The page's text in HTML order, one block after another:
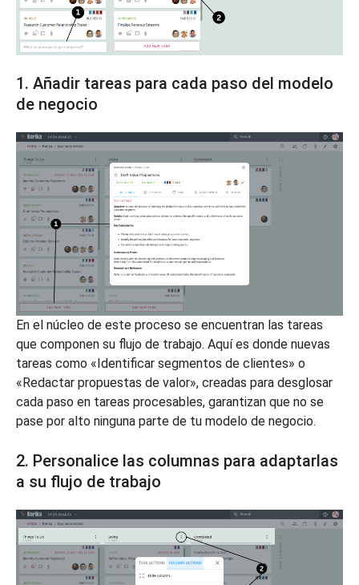
1. Añadir tareas para cada paso del modelo
de negocio
En el núcleo de este proceso se encuentran las tareas
que componen su flujo de trabajo. Aquí es donde nuevas
tareas como «Identificar segmentos de clientes» o
«Redactar propuestas de valor», creadas para desglosar
cada paso en tareas procesables, garantizan que no se
pase por alto ninguna parte de tu modelo de negocio.
2. Personalice las columnas para adaptarlas
a su flujo de trabajo